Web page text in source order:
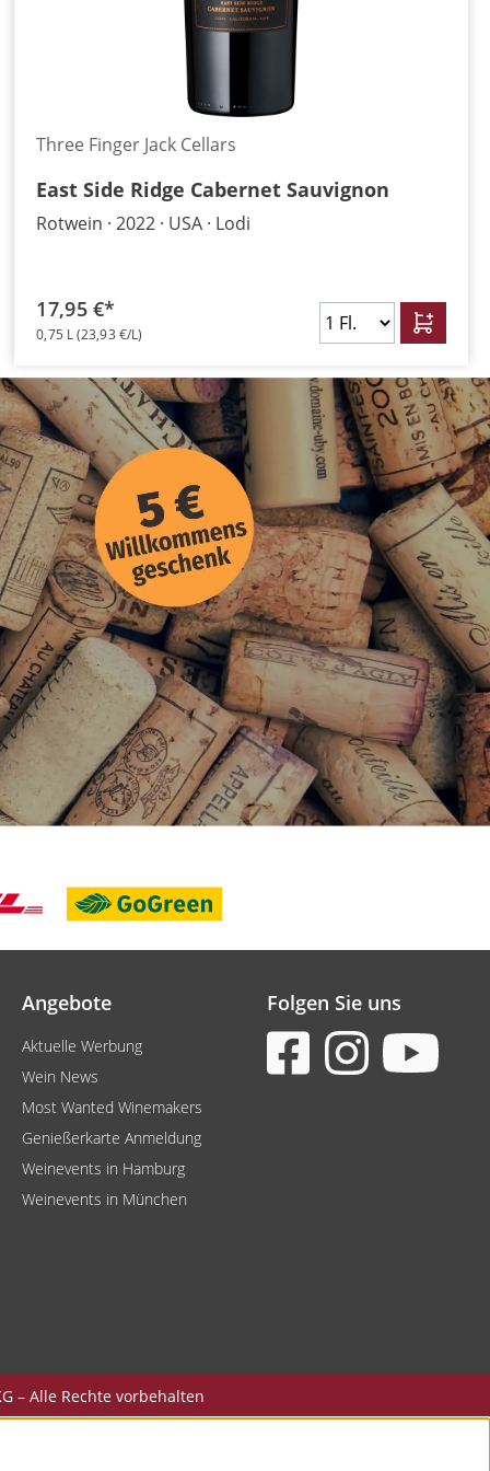
Three Finger Jack Cellars
East Side Ridge Cabernet Sauvignon
Rotwein 2022 USA Lodi
17,95 €*
0,75 L(23,93 €/L)
Angebote
Aktuelle Werbung
Wein News
Most Wanted Winemakers
Genießerkarte Anmeldung
Weinevents in Hamburg
Weinevents in München
Folgen Sie uns
– Alle Rechte vorbehalten